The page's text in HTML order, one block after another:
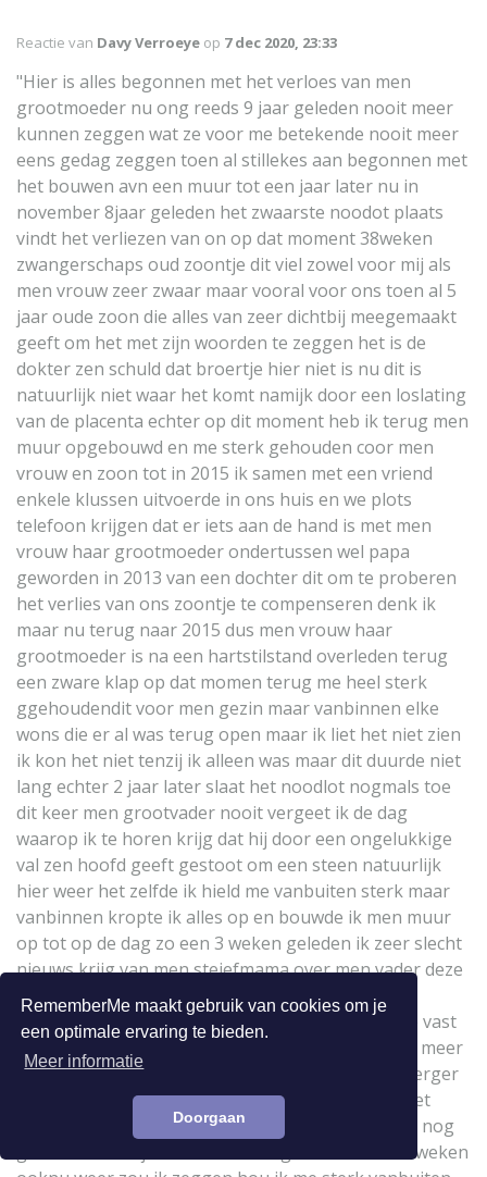
RememberMe maakt gebruik van cookies om je
een optimale ervaring te bieden.
Meer informatie
Doorgaan
Reactie van Davy Verroeye op 7 dec 2020, 23:33
"Hier is alles begonnen met het verloes van men
grootmoeder nu ong reeds 9 jaar geleden nooit meer
kunnen zeggen wat ze voor me betekende nooit meer
eens gedag zeggen toen al stillekes aan begonnen met
het bouwen avn een muur tot een jaar later nu in
november 8jaar geleden het zwaarste noodot plaats
vindt het verliezen van on op dat moment 38weken
zwangerschaps oud zoontje dit viel zowel voor mij als
men vrouw zeer zwaar maar vooral voor ons toen al 5
jaar oude zoon die alles van zeer dichtbij meegemaakt
geeft om het met zijn woorden te zeggen het is de
dokter zen schuld dat broertje hier niet is nu dit is
natuurlijk niet waar het komt namijk door een loslating
van de placenta echter op dit moment heb ik terug men
muur opgebouwd en me sterk gehouden coor men
vrouw en zoon tot in 2015 ik samen met een vriend
enkele klussen uitvoerde in ons huis en we plots
telefoon krijgen dat er iets aan de hand is met men
vrouw haar grootmoeder ondertussen wel papa
geworden in 2013 van een dochter dit om te proberen
het verlies van ons zoontje te compenseren denk ik
maar nu terug naar 2015 dus men vrouw haar
grootmoeder is na een hartstilstand overleden terug
een zware klap op dat momen terug me heel sterk
ggehoudendit voor men gezin maar vanbinnen elke
wons die er al was terug open maar ik liet het niet zien
ik kon het niet tenzij ik alleen was maar dit duurde niet
lang echter 2 jaar later slaat het noodlot nogmals toe
dit keer men grootvader nooit vergeet ik de dag
waarop ik te horen krijg dat hij door een ongelukkige
val zen hoofd geeft gestoot om een steen natuurlijk
hier weer het zelfde ik hield me vanbuiten sterk maar
vanbinnen kropte ik alles op en bouwde ik men muur
op tot op de dag zo een 3 weken geleden ik zeer slecht
nieuws krijg van men steiefmama over men vader deze
ligt in het ziekenhuis met leverkanker met lichte
uitzaaingen echter enkele dagen latenr stellen ze vast
dat het zowel op zen rug longen zit en 1 nier niet meer
werkt en nu enkele dagen terug is het zemf nog erger
want het zit blijkbaar op zen gehele lichaam en het
ergste is ze kunnen niet eens zeggen hoelang hij nog
geeft wel dat hij er allezins al langer me zit dan 3 weken